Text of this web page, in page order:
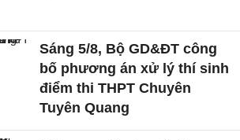
Sáng 5/8, Bộ GD&ĐT công
bố phương án xử lý thí sinh
điểm thi THPT Chuyên
Tuyên Quang